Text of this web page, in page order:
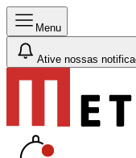
Menu
Ative nossas